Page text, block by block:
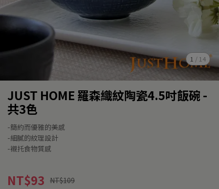
1 / 14
JUST HOME 羅森織紋陶瓷4.5吋飯碗 -
共3色
-簡約而優雅的美感
-細膩的紋理設計
-襯托食物質感
NT$93 NT$109